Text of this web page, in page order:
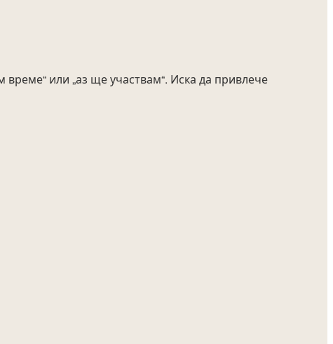
или „аз ще участвам“. Иска да привлече